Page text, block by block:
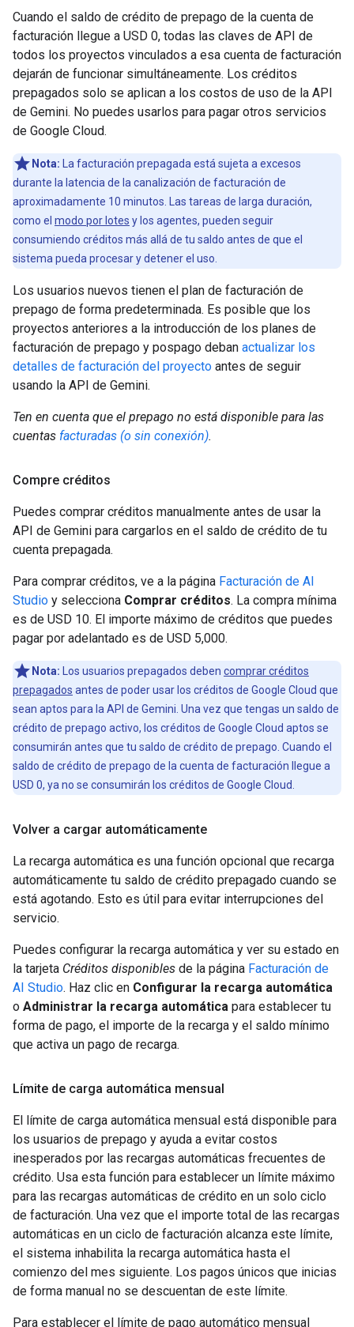
Cuando el saldo de crédito de prepago de la cuenta de
facturación llegue a USD 0, todas las claves de API de
todos los proyectos vinculados a esa cuenta de facturación
dejarán de funcionar simultáneamente. Los créditos
prepagados solo se aplican a los costos de uso de la API
de Gemini. No puedes usarlos para pagar otros servicios
de Google Cloud.
Nota: La facturación prepagada está sujeta a excesos
durante la latencia de la canalización de facturación de
aproximadamente 10 minutos. Las tareas de larga duración,
como el modo por lotes y los agentes, pueden seguir
consumiendo créditos más allá de tu saldo antes de que el
sistema pueda procesar y detener el uso.
Los usuarios nuevos tienen el plan de facturación de
prepago de forma predeterminada. Es posible que los
proyectos anteriores a la introducción de los planes de
facturación de prepago y pospago deban actualizar los
detalles de facturación del proyecto antes de seguir
usando la API de Gemini.
Ten en cuenta que el prepago no está disponible para las
cuentas facturadas (o sin conexión).
Compre créditos
Puedes comprar créditos manualmente antes de usar la
API de Gemini para cargarlos en el saldo de crédito de tu
cuenta prepagada.
Para comprar créditos, ve a la página Facturación de AI
Studio y selecciona Comprar créditos. La compra mínima
es de USD 10. El importe máximo de créditos que puedes
pagar por adelantado es de USD 5,000.
Nota: Los usuarios prepagados deben comprar créditos
prepagados antes de poder usar los créditos de Google Cloud que
sean aptos para la API de Gemini. Una vez que tengas un saldo de
crédito de prepago activo, los créditos de Google Cloud aptos se
consumirán antes que tu saldo de crédito de prepago. Cuando el
saldo de crédito de prepago de la cuenta de facturación llegue a
USD 0, ya no se consumirán los créditos de Google Cloud.
Volver a cargar automáticamente
La recarga automática es una función opcional que recarga
automáticamente tu saldo de crédito prepagado cuando se
está agotando. Esto es útil para evitar interrupciones del
servicio.
Puedes configurar la recarga automática y ver su estado en
la tarjeta Créditos disponibles de la página Facturación de
AI Studio. Haz clic en Configurar la recarga automática
o Administrar la recarga automática para establecer tu
forma de pago, el importe de la recarga y el saldo mínimo
que activa un pago de recarga.
Límite de carga automática mensual
El límite de carga automática mensual está disponible para
los usuarios de prepago y ayuda a evitar costos
inesperados por las recargas automáticas frecuentes de
crédito. Usa esta función para establecer un límite máximo
para las recargas automáticas de crédito en un solo ciclo
de facturación. Una vez que el importe total de las recargas
automáticas en un ciclo de facturación alcanza este límite,
el sistema inhabilita la recarga automática hasta el
comienzo del mes siguiente. Los pagos únicos que inicias
de forma manual no se descuentan de este límite.
Para establecer el límite de pago automático mensual